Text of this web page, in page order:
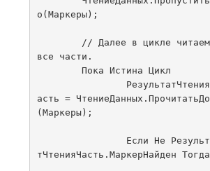
о(Маркеры);
все части.
асть = ЧтениеДанных.ПрочитатьДо
(Маркеры);
тЧтенияЧасть.МаркерНайден Тогда